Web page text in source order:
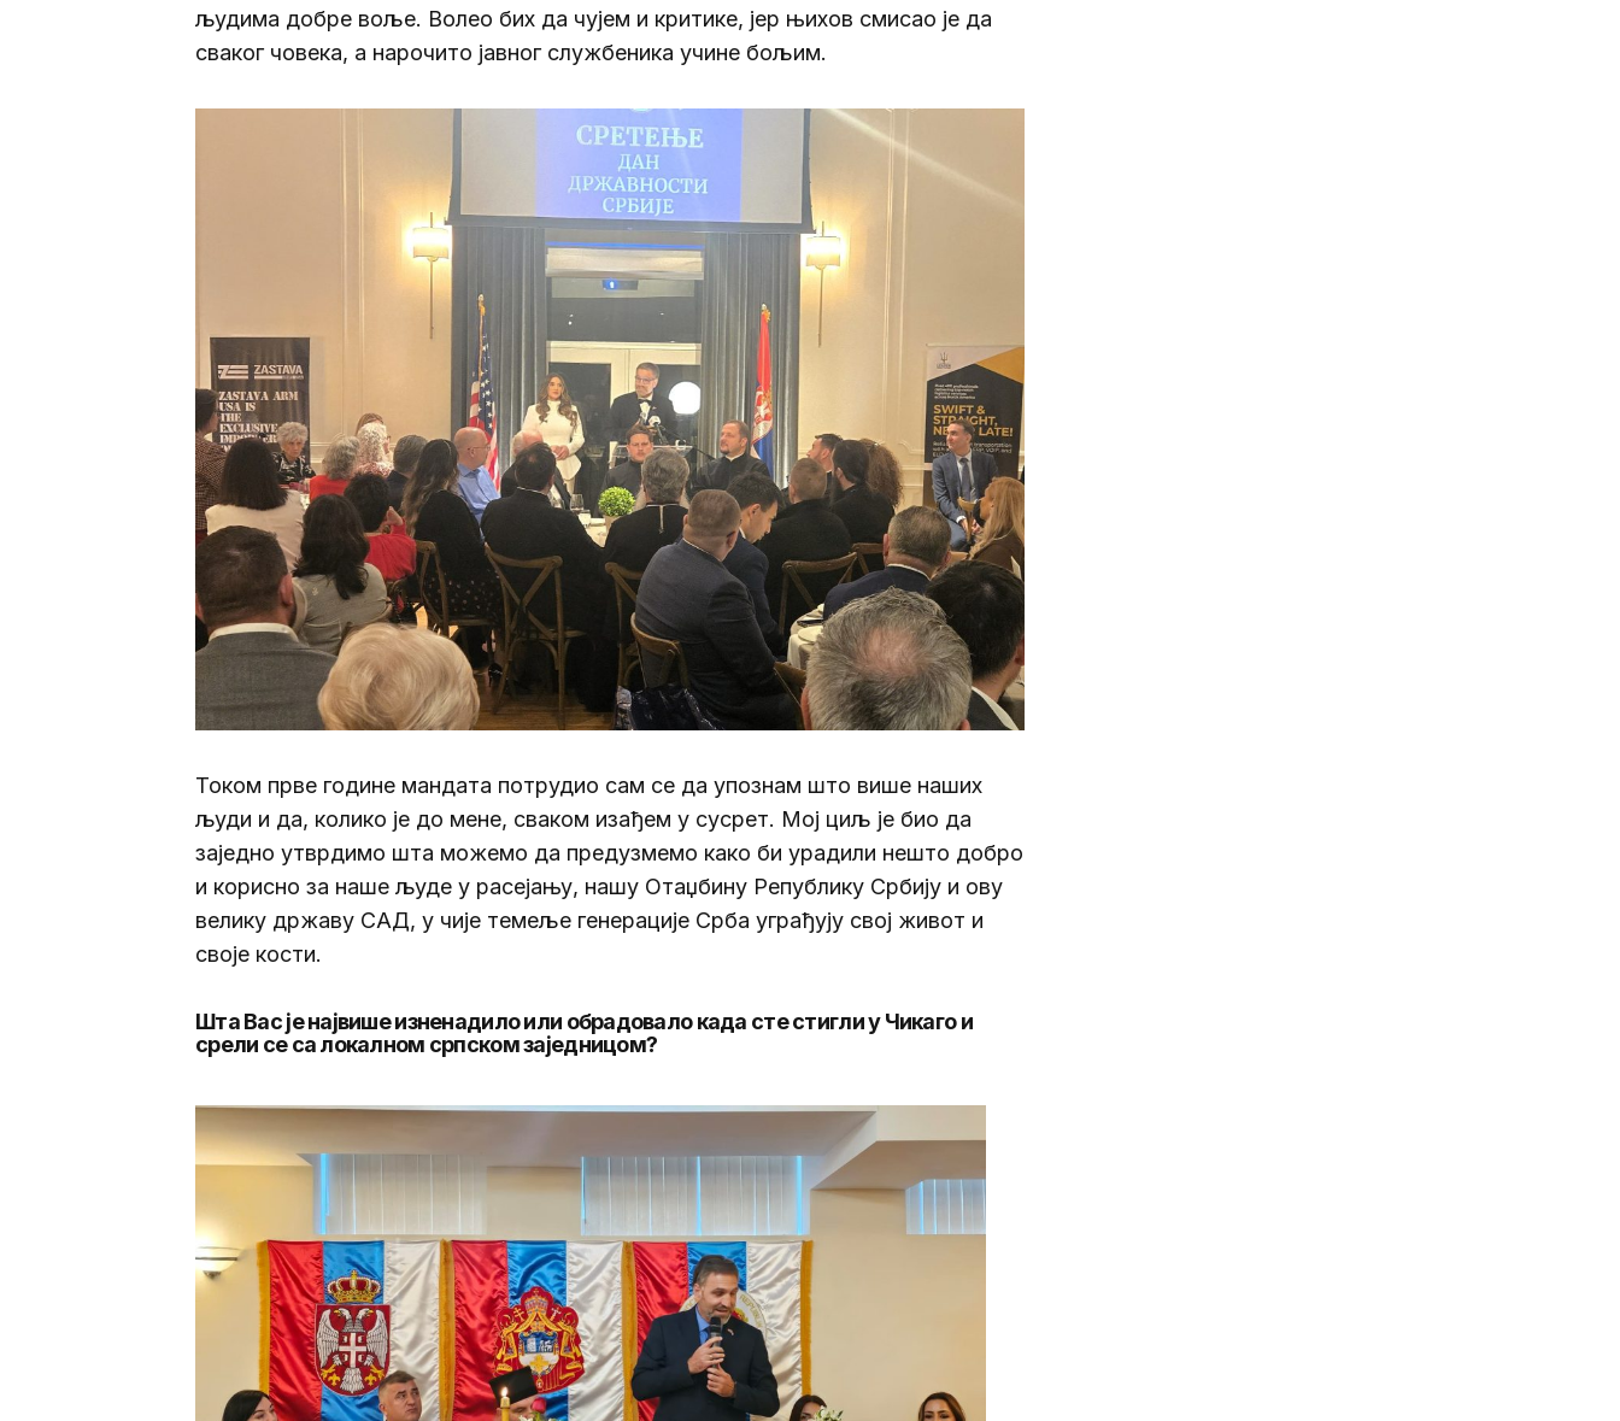
људима добре воље. Волео бих да чујем и критике, јер њихов смисао је да
сваког човека, а нарочито јавног службеника учине бољим.
Током прве године мандата потрудио сам се да упознам што више наших
људи и да, колико је до мене, сваком изађем у сусрет. Мој циљ је био да
заједно утврдимо шта можемо да предузмемо како би урадили нешто добро
и корисно за наше људе у расејању, нашу Отаџбину Републику Србију и ову
велику државу САД, у чије темеље генерације Срба уграђују свој живот и
своје кости.
Шта Вас је највише изненадило или обрадовало када сте стигли у Чикаго и
срели се са локалном српском заједницом?